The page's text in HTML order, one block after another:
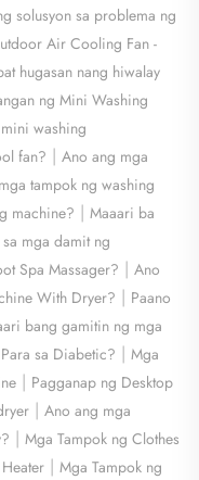
solusyon sa problema ng
Air Cooling Fan -
hugasan nang hiwalay
ng Mini Washing
washing
fan? | Ano ang mga
tampok ng washing
machine? | Maaari ba
mga damit ng
Spa Massager? | Ano
With Dryer? | Paano
bang gamitin ng mga
sa Diabetic? | Mga
| Pagganap ng Desktop
| Ano ang mga
| Mga Tampok ng Clothes
| Mga Tampok ng